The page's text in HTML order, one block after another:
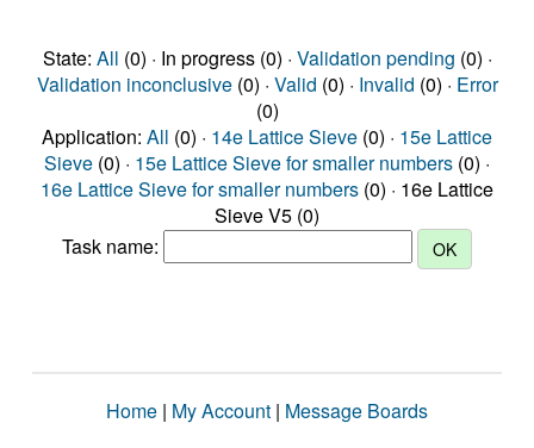
State: All (0) · In progress (0) · Validation pending (0) ·
Validation inconclusive(0) · Valid (0) · Invalid (0) · Error
(0)
Application: All (0) · 14e Lattice Sieve (0) · 15e Lattice
Sieve (0) · 15e Lattice Sieve for smaller numbers (0) ·
16e Lattice Sieve for smaller numbers (0) · 16e Lattice
Sieve V5 (0)
Task name:
Home | My Account | Message Boards